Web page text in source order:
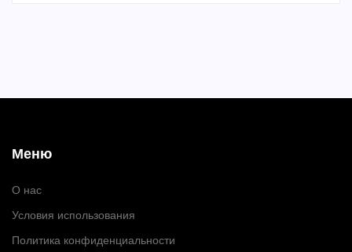
Меню
О нас
Условия использования
Политика конфиденциальности